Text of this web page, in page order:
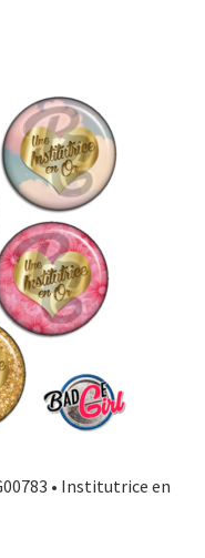
• Institutrice en